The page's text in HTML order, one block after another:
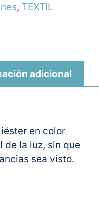
, TEXTIL
adicional
en color
de la luz, sin que
sea visto.